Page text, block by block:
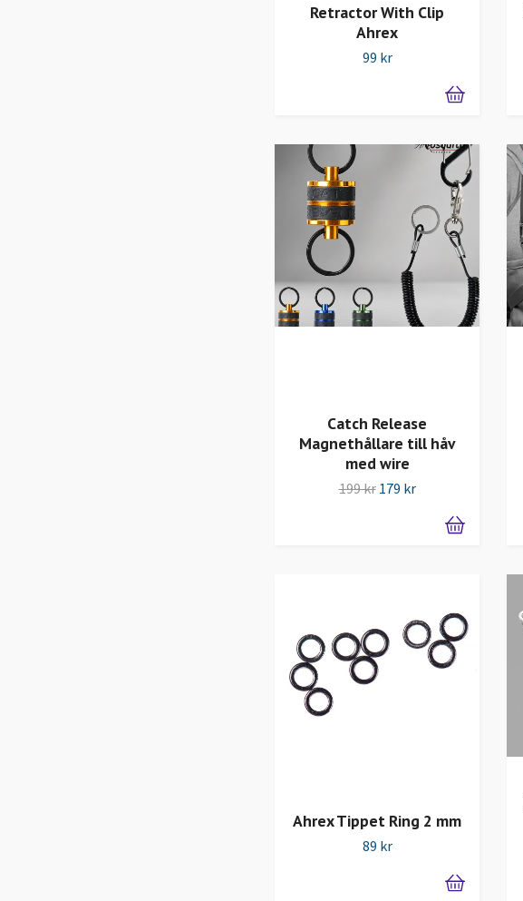
Retractor With Clip
Ahrex
99 kr
Catch Release
Magnethållare till håv
med wire
199 kr 179 kr
Ahrex Tippet Ring 2 mm
89 kr